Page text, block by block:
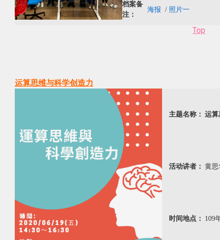
档案备
注：
海报 / 照片一
Top
运算思维与科学创造力
主题名称： 运算
活动讲者： 黄思
时间地点： 109